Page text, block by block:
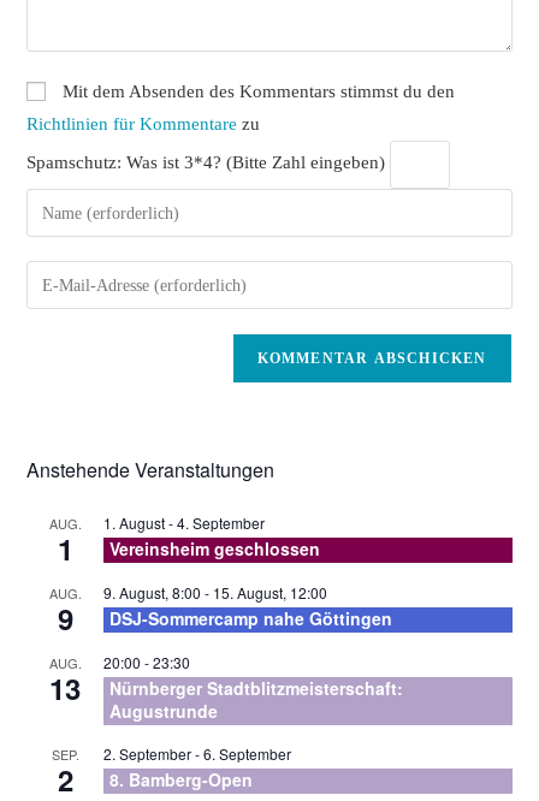
Mit dem Absenden des Kommentars stimmst du den
Richtlinien für Kommentare zu
Spamschutz: Was ist 3*4? (Bitte Zahl eingeben)
Gib
deinen
Namen
oder
Gib
deine
Anstehende Veranstaltungen
AUG.
1
1. August-4. September
Vereinsheim geschlossen
AUG.
9
9. August, 8:00 - 15. August, 12:00
DSJ-Sommercamp nahe Göttingen
AUG.
13
20:00 -23:30
Nürnberger Stadtblitzmeisterschaft:
Augustrunde
SEP.
2
2. September-6. September
8. Bamberg-Open